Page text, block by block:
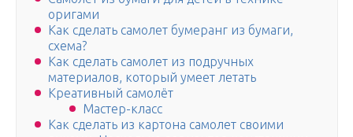
оригами
Как сделать самолет бумеранг из бумаги,
схема?
Как сделать самолет из подручных
материалов, который умеет летать
Креативный самолёт
Мастер-класс
Как сделать из картона самолет своими